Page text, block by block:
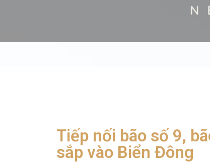
Tiếp nối bão số 9,
sắp vào Biển Đông